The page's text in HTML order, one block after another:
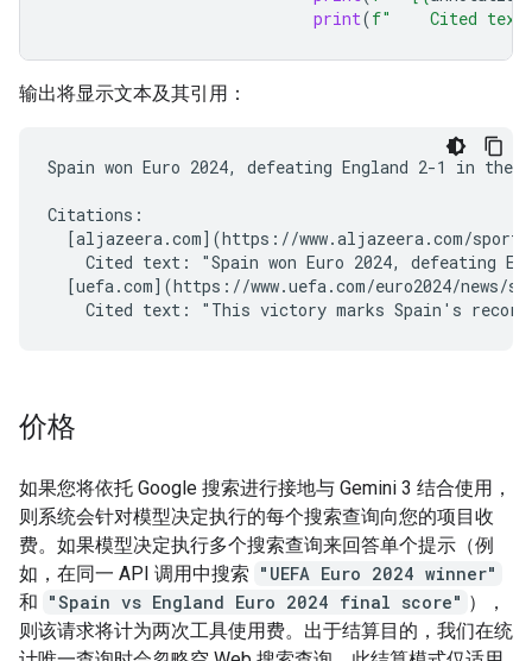
print(f"    Cited
输出将显示文本及其引用：
Spain won Euro 2024, defeating England 2-1 in
Citations:
[aljazeera.com](https://www.aljazeera.com/
Cited text: "Spain won Euro 2024, defeating
[uefa.com](https://www.uefa.com/euro2024/news/
价格
如果您将依托 Google 搜索进行接地与 Gemini 3 结合使用，
则系统会针对模型决定执行的每个搜索查询向您的项目收
费。如果模型决定执行多个搜索查询来回答单个提示（例
如，在同一 API 调用中搜索 "UEFA Euro 2024 winner"
和 "Spain vs England Euro 2024 final score" ），
则该请求将计为两次工具使用费。出于结算目的，我们在统